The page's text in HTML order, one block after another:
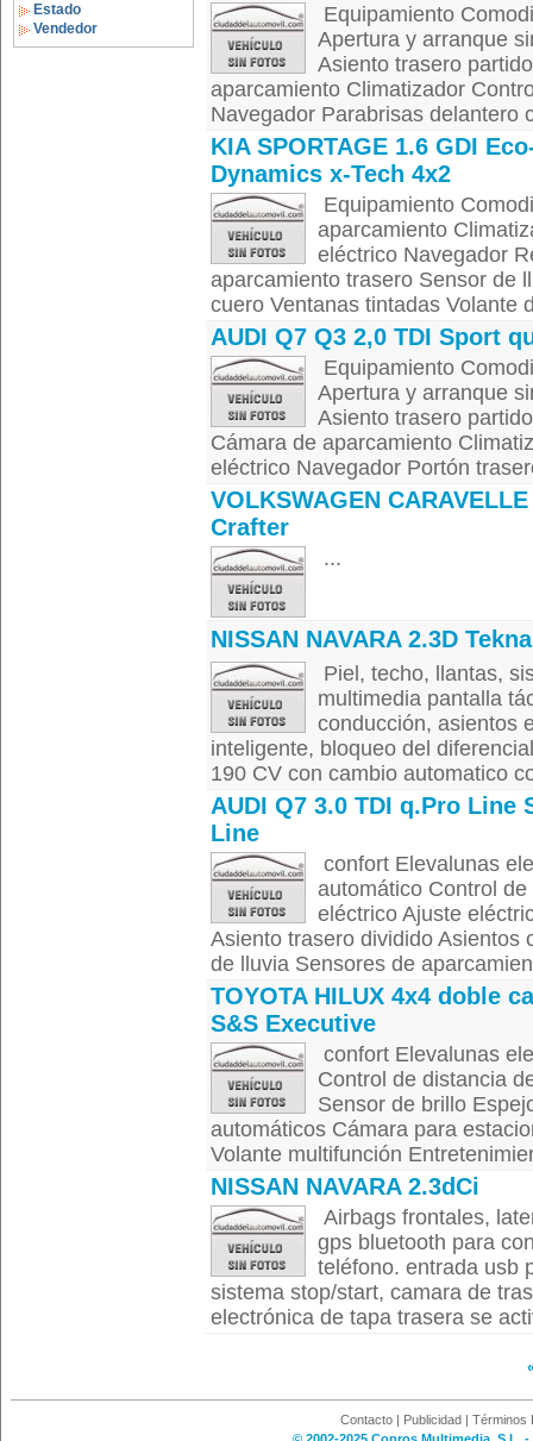
Estado
Vendedor
Equipamiento
Apertura y arranque
Asiento trasero
aparcamiento Climatizador
Navegador Parabrisas delantero
KIA SPORTAGE 1.6 GDI
Dynamics x-Tech 4x2
Equipamiento
aparcamiento
eléctrico Navegador
aparcamiento trasero Sensor de
cuero Ventanas tintadas Volante
AUDI Q7 Q3 2,0 TDI Sport
Equipamiento
Apertura y arranque
Asiento trasero
Cámara de aparcamiento
eléctrico Navegador Portón
VOLKSWAGEN CARAVELLE
Crafter
...
NISSAN NAVARA 2.3D Tekna
Piel, techo, llantas,
multimedia pantalla
conducción, asientos
inteligente, bloqueo del
190 CV con cambio automatico
AUDI Q7 3.0 TDI q.Pro Line
Line
confort Elevalunas
automático Control
eléctrico Ajuste
Asiento trasero dividido Asientos
de lluvia Sensores de
TOYOTA HILUX 4x4 doble
S&S Executive
confort Elevalunas
Control de distancia
Sensor de brillo
automáticos Cámara para
Volante multifunción
NISSAN NAVARA 2.3dCi
Airbags frontales,
gps bluetooth para
teléfono. entrada usb
sistema stop/start, camara de
electrónica de tapa trasera se
Contacto | Publicidad | Términos